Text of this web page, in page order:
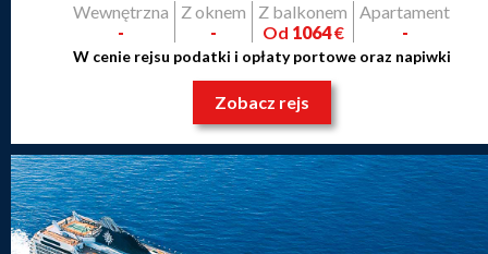
Wewnętrzna
-
Z oknem
-
Z balkonem
Od 1064€
Apartament
-
W cenie rejsu podatki i opłaty portowe oraz napiwki
Zobacz rejs